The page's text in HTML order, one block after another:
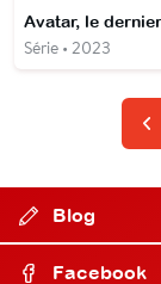
Série • 2023
Blog
Facebook